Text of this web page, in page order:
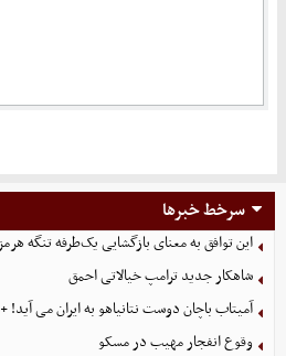
سرخط خبرها
این توافق به معنای بازگشایی یک‌طرفه تنگه
شاهکار جدید ترامپ خیالاتی احمق
آمیتاب باچان دوست نتانیاهو به ایران می
وقوع انفجار مهیب در مسکو